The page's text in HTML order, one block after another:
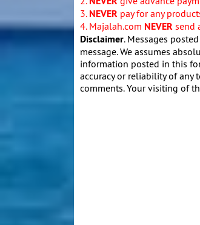
3. NEVER pay for any
4. Majalah.com NEVER send
Disclaimer. Messages
message. We assumes
information posted in this
accuracy or reliability of any
comments. Your visiting of